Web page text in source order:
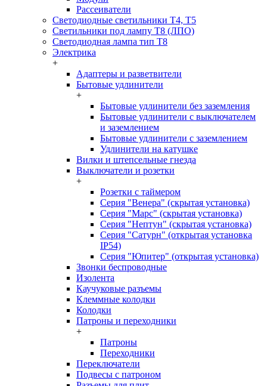
Рассеиватели
Светодиодные светильники T4, T5
Светильники под лампу Т8 (ЛПО)
Светодиодная лампа тип T8
Электрика
+
Адаптеры и разветвители
Бытовые удлинители
+
Бытовые удлинители без заземления
Бытовые удлинители с выключателем
и заземлением
Бытовые удлинители с заземлением
Удлинители на катушке
Вилки и штепсельные гнезда
Выключатели и розетки
+
Розетки с таймером
Серия "Венера" (скрытая установка)
Серия "Марс" (скрытая установка)
Серия "Нептун" (скрытая установка)
Серия "Сатурн" (открытая установка
IP54)
Серия "Юпитер" (открытая установка)
Звонки беспроводные
Изолента
Каучуковые разъемы
Клеммные колодки
Колодки
Патроны и переходники
+
Патроны
Переходники
Переключатели
Подвесы с патроном